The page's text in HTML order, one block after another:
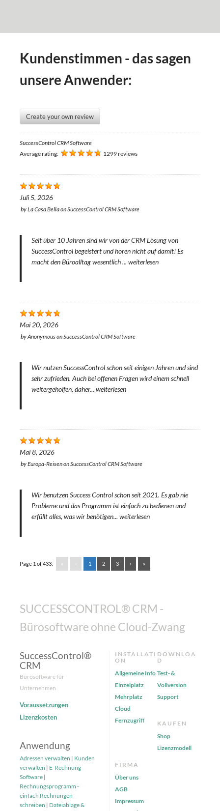
Kundenstimmen - das sagen
unsere Anwender:
Create your own review
SuccessControl CRM Software
Average rating:
1299 reviews
Juli 5, 2026
byLa Casa BellaonSuccessControl CRM Software
Seit über 10 Jahren sind wir von der CRM Lösung von
SuccessControl begeistert und hören nicht auf damit! Es
macht den Büroalltag wesentlich ... weiterlesen
Mai 20, 2026
byAnonymousonSuccessControl CRM Software
Wir nutzen SuccessControl schon seit einigen Jahren und sind
sehr zufrieden. Auch bei offenen Fragen wird einem schnell
weitergeholfen, daher... weiterlesen
Mai 8, 2026
byEuropa-ReisenonSuccessControl CRM Software
Wir benutzen Success Control schon seit 2021. Es gab nie
Probleme und das Programm ist einfach zu bedienen und
erfüllt alles, was wir benötigen... weiterlesen
Page 1 of 433: « ‹ 1 2 3 › »
SUCCESSCONTROL® CRM -
Bürosoftware ohne Cloud-Zwang
SuccessControl®
CRM
Bürosoftware für
Unternehmen
Voraussetzungen
Lizenzkosten
Anwendung
Adressen verwalten | Kunden
verwalten | E-Rechnung
Software |
Rechnungsprogramm -
einfach Rechnungen
schreiben | Dateiablage &
INSTALLATI
ON
Allgemeine Info
Einzelplatz
Mehrplatz
Cloud
Fernzugriff
DOWNLOA
D
Test- &
Vollversion
Support
KAUFEN
Shop
Lizenzmodell
FIRMA
Über uns
AGB
Impressum